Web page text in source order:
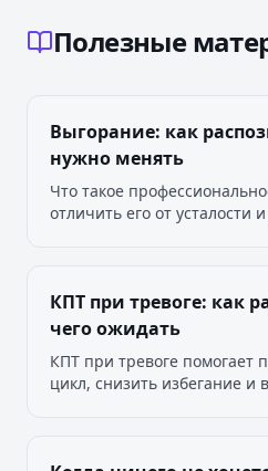
Полезные
Выгорание: как
нужно менять
Что такое
отличить его от усталости
КПТ при тревоге: как
чего ожидать
КПТ при тревоге помогает
цикл, снизить избегание и